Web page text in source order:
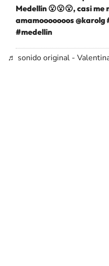
Medellín 😮😮😮, casi me
amamooooooos @karolg
#medellin
♬ sonido original -